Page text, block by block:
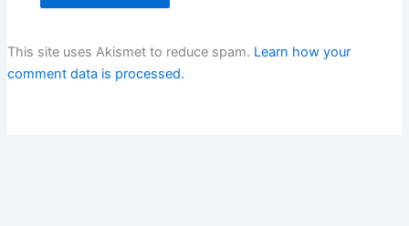
This site uses Akismet to reduce spam. Learn how your
comment data is processed.